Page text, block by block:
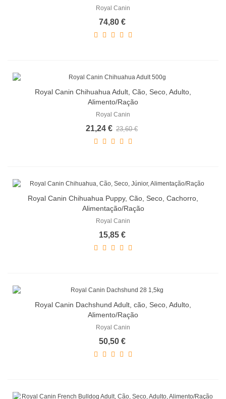
Royal Canin
74,80 €
Royal Canin Chihuahua Adult, Cão, Seco, Adulto,
Alimento/Ração
Royal Canin
21,24 € 23,60 €
Royal Canin Chihuahua Puppy, Cão, Seco, Cachorro,
Alimentação/Ração
Royal Canin
15,85 €
Royal Canin Dachshund Adult, cão, Seco, Adulto,
Alimento/Ração
Royal Canin
50,50 €